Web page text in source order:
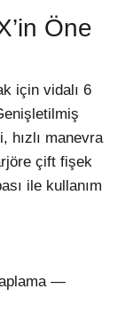
Öne
için vidalı 6
hızlı manevra
çift fişek
ile kullanım
—